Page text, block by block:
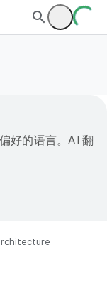
好的语言。AI 翻